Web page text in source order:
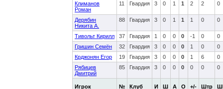
Игрок № Клуб И Ш А О +/- Штр
Климанов
Роман
11 Гвардия 3 0 1 1 2 2 0
Дерябин
Никита А.
88 Гвардия 3 0 1 1 1 0 0
Тивольт Кирилл 37 Гвардия 1 0 0 0 -1 0
0
Гришин Семён
32 Гвардия 3 0 0 0 1 0
0
Крджонян Егор
19 Гвардия 3 0 0 0 1 6
0
Рябицев
Дмитрий
85 Гвардия 3 0 0 0 0 0 0